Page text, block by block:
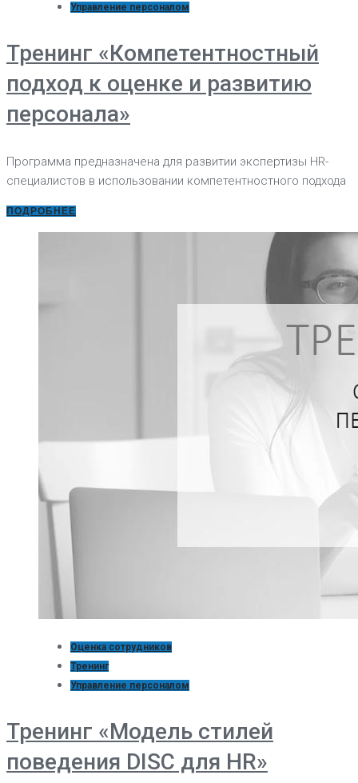
Управление персоналом
Тренинг «Компетентностный
подход к оценке и развитию
персонала»
Программа предназначена для развитии экспертизы HR-
специалистов в использовании компетентностного подхода
ПОДРОБНЕЕ
Оценка сотрудников
Тренинг
Управление персоналом
Тренинг «Модель стилей
поведения DISC для HR»